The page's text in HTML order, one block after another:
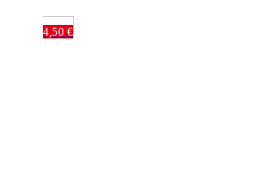
4,50 €